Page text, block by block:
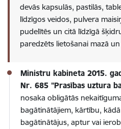
devās kapsulās, pastilās,
līdzīgos veidos, pulvera
pudelītēs un citā līdzīgā
paredzēts lietošanai mazā
Ministru kabineta 2015.
Nr. 685 "Prasības uztura
nosaka obligātās
bagātinātājiem, kārtību,
bagātinātājus, aptur vai